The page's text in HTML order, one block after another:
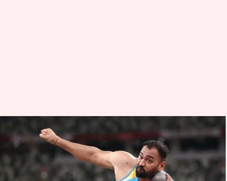
వరుసగా రెండోసారి బంగారు పతకాన్ని
ముద్దాడిన తేజింద‌ర్‌పాల్ సింగ్
Jayachandra Akuri Jul 14, 2023 06:38 pm